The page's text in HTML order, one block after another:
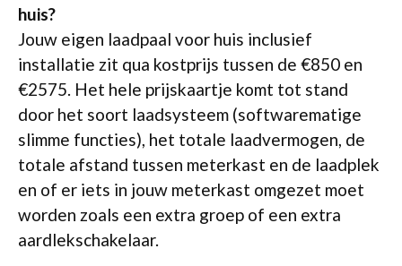
huis?
Jouw eigen laadpaal voor huis inclusief
installatie zit qua kostprijs tussen de €850 en
€2575. Het hele prijskaartje komt tot stand
door het soort laadsysteem (softwarematige
slimme functies), het totale laadvermogen, de
totale afstand tussen meterkast en de laadplek
en of er iets in jouw meterkast omgezet moet
worden zoals een extra groep of een extra
aardlekschakelaar.